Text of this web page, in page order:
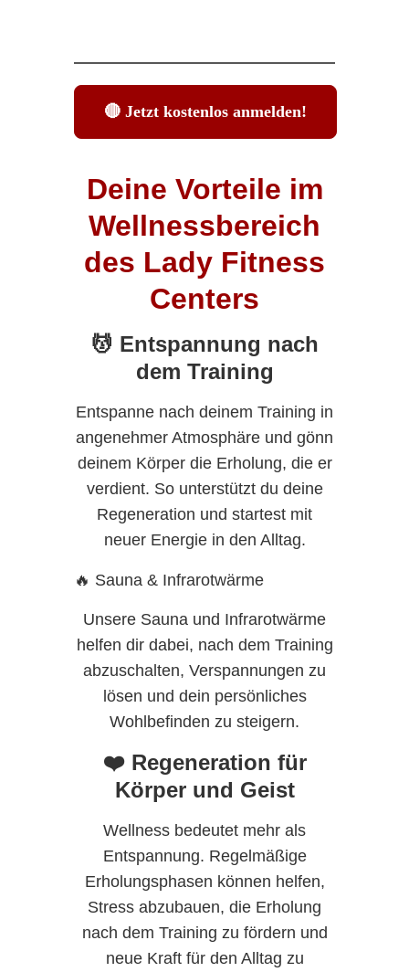
Deine Vorteile im
Wellnessbereich
des Lady Fitness
Centers
💆 Entspannung nach
dem Training
Entspanne nach deinem Training in
angenehmer Atmosphäre und gönn
deinem Körper die Erholung, die er
verdient. So unterstützt du deine
Regeneration und startest mit
neuer Energie in den Alltag.
🔥 Sauna & Infrarotwärme
Unsere Sauna und Infrarotwärme
helfen dir dabei, nach dem Training
abzuschalten, Verspannungen zu
lösen und dein persönliches
Wohlbefinden zu steigern.
❤️ Regeneration für
Körper und Geist
Wellness bedeutet mehr als
Entspannung. Regelmäßige
Erholungsphasen können helfen,
Stress abzubauen, die Erholung
nach dem Training zu fördern und
neue Kraft für den Alltag zu